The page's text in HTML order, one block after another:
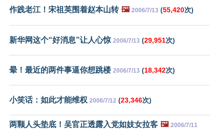
作践老江！宋祖英围着赵本山转 🖼️ 2006/7/13 (55,420次)
新华网这个“好消息”让人心惊 2006/7/13 (29,951次)
晕！最近的两件事逼你想跳楼 2006/7/13 (18,342次)
小笑话：如此才能维权 2006/7/12 (23,346次)
两颗人头垫底！吴官正透露入党如妓女拉客 🖼️ 2006/7/11